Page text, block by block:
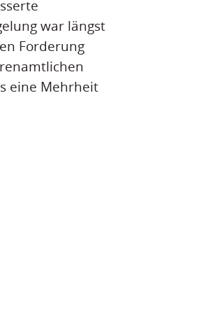
war längst
Forderung
eine Mehrheit